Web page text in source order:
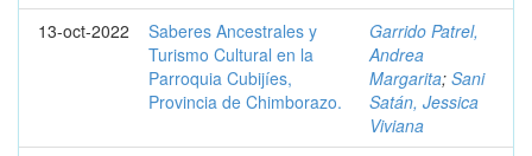
13-oct-2022
Saberes Ancestrales y
Turismo Cultural en la
Parroquia Cubijíes,
Provincia de Chimborazo.
Garrido Patrel,
Andrea
Margarita; Sani
Satán, Jessica
Viviana